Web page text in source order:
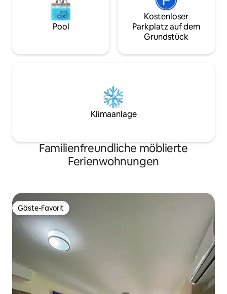
Pool
Kostenloser
Parkplatz auf dem
Grundstück
Klimaanlage
Familienfreundliche möblierte
Ferienwohnungen
Gäste-Favorit
Gäste-Favorit